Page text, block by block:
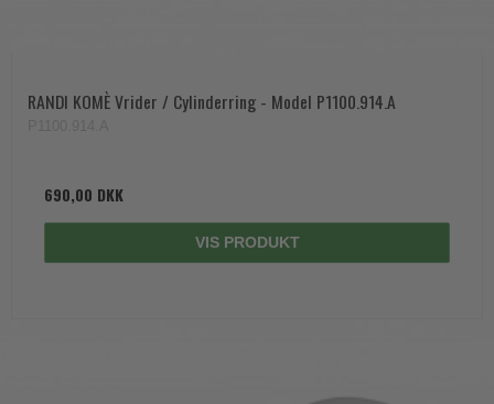
RANDI KOMÈ Vrider / Cylinderring - Model P1100.914.A
690,00 DKK
VIS PRODUKT